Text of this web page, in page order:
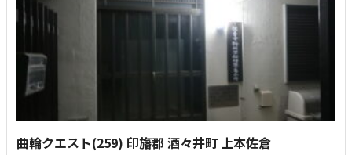
曲輪クエスト(259) 印旛郡 酒々井町 上本佐倉